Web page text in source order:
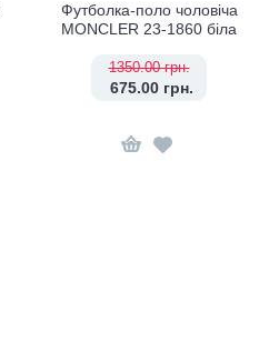
Футболка-поло чоловіча
MONCLER 23-1860 біла
1350.00 грн.
675.00 грн.